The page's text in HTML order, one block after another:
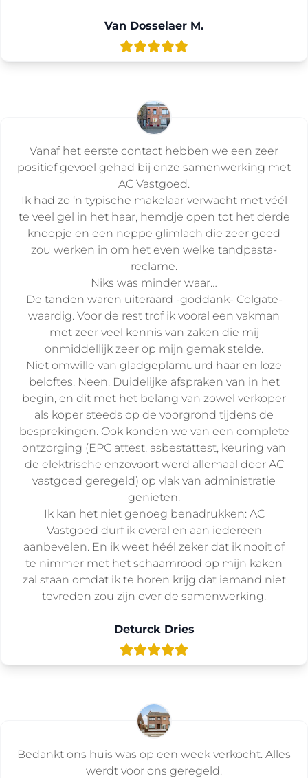
Van Dosselaer M.
Vanaf het eerste contact hebben we een zeer
positief gevoel gehad bij onze samenwerking met
AC Vastgoed.
Ik had zo ‘n typische makelaar verwacht met véél
te veel gel in het haar, hemdje open tot het derde
knoopje en een neppe glimlach die zeer goed
zou werken in om het even welke tandpasta-
reclame.
Niks was minder waar…
De tanden waren uiteraard -goddank- Colgate-
waardig. Voor de rest trof ik vooral een vakman
met zeer veel kennis van zaken die mij
onmiddellijk zeer op mijn gemak stelde.
Niet omwille van gladgeplamuurd haar en loze
beloftes. Neen. Duidelijke afspraken van in het
begin, en dit met het belang van zowel verkoper
als koper steeds op de voorgrond tijdens de
besprekingen. Ook konden we van een complete
ontzorging (EPC attest, asbestattest, keuring van
de elektrische enzovoort werd allemaal door AC
vastgoed geregeld) op vlak van administratie
genieten.
Ik kan het niet genoeg benadrukken: AC
Vastgoed durf ik overal en aan iedereen
aanbevelen. En ik weet héél zeker dat ik nooit of
te nimmer met het schaamrood op mijn kaken
zal staan omdat ik te horen krijg dat iemand niet
tevreden zou zijn over de samenwerking.
Deturck Dries
Bedankt ons huis was op een week verkocht. Alles
werdt voor ons geregeld.